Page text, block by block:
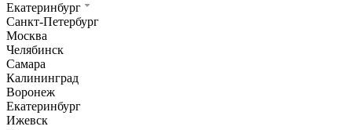
Екатеринбург
Санкт-Петербург
Москва
Челябинск
Самара
Калининград
Воронеж
Екатеринбург
Ижевск